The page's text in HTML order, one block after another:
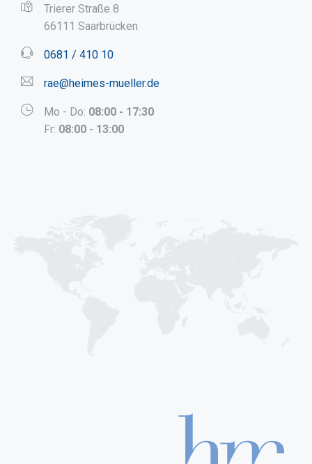
Trierer Straße 8
66111 Saarbrücken
0681 / 410 10
rae@heimes-mueller.de
Mo - Do: 08:00 - 17:30
Fr: 08:00 - 13:00